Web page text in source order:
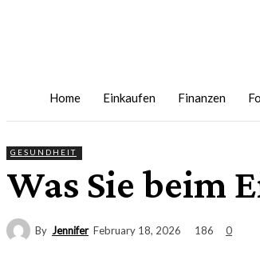
Home Einkaufen Finanzen
GESUNDHEIT
Was Sie beim
By Jennifer February 18, 2026 186 0